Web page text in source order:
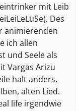
mit Leib
Des
animierenden
ich allen
und Seele als
Vargas Arizu
halt anders,
alten Lied.
life irgendwie